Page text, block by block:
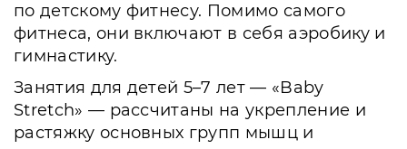
по детскому фитнесу. Помимо самого
фитнеса, они включают в себя аэробику и
гимнастику.
Занятия для детей 5–7 лет — «Baby
Stretch» — рассчитаны на укрепление и
растяжку основных групп мышц и